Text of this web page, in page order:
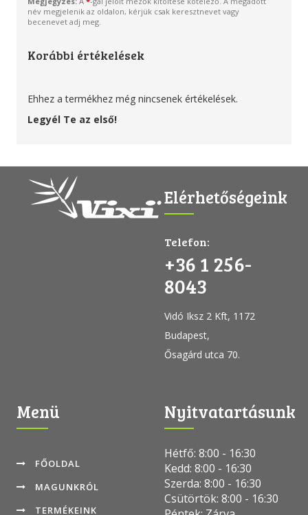
név megjelenik az oldalon, kérjük csak keresztnevet vagy
becenevet adj meg.
Korábbi értékelések
Ehhez a termékhez még nincsenek értékelések.
Legyél Te az első!
Elérhetőségeink
Telefon:
+36 1 256-
8043
Vidó Iksz 2 Kft, 1172
Budapest,
Ősagárd utca 70.
Menü
FŐOLDAL
MAGUNKRÓL
TERMÉKEINK
Nyitvatartásunk
Hétfő: 8:00 - 16:30
Kedd: 8:00 - 16:30
Szerda: 8:00 - 16:30
Csütörtök: 8:00 - 16:30